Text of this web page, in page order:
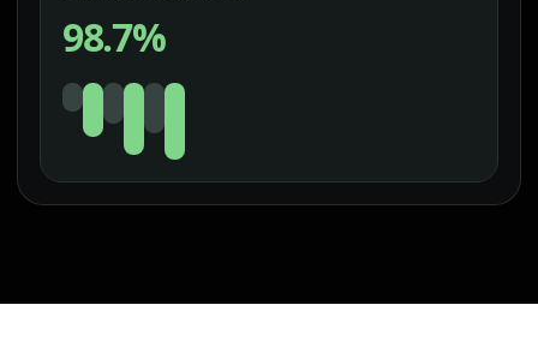
98.7%